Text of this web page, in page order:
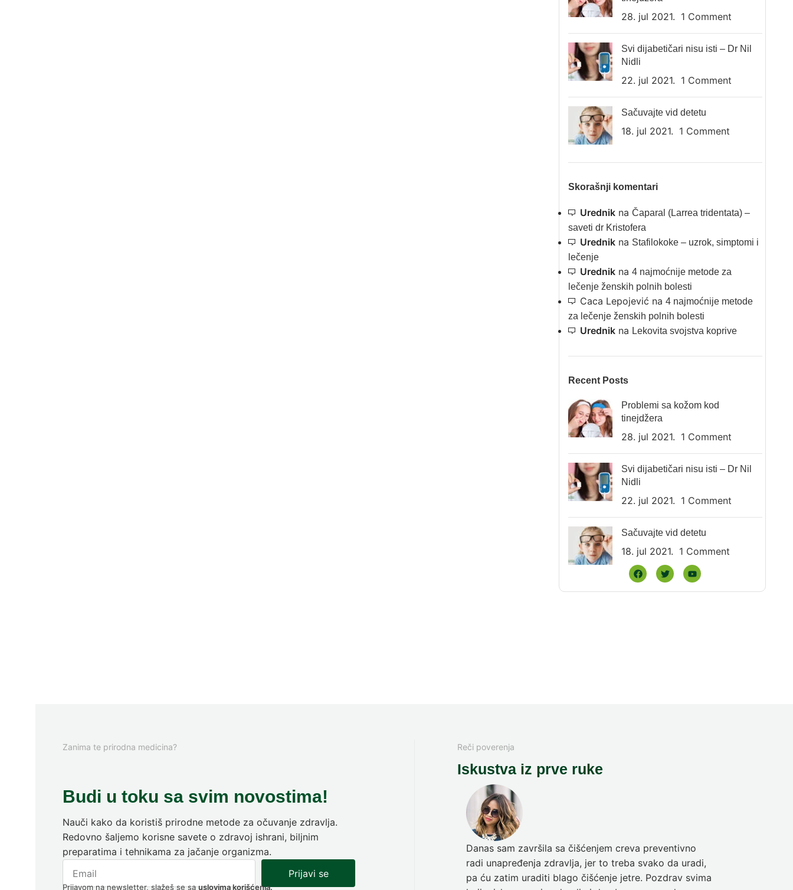
28. jul 2021. 1 Comment
Svi dijabetičari nisu isti – Dr Nil
Nidli
22. jul 2021. 1 Comment
Sačuvajte vid detetu
18. jul 2021. 1 Comment
Skorašnji komentari
Urednikna Čaparal (Larrea tridentata) –
saveti dr Kristofera
Urednikna Stafilokoke – uzrok, simptomi i
lečenje
Urednikna 4 najmoćnije metode za
lečenje ženskih polnih bolesti
Caca Lepojević na 4 najmoćnije metode
za lečenje ženskih polnih bolesti
Urednikna Lekovita svojstva koprive
Recent Posts
Problemi sa kožom kod
tinejdžera
28. jul 2021. 1 Comment
Svi dijabetičari nisu isti – Dr Nil
Nidli
22. jul 2021. 1 Comment
Sačuvajte vid detetu
18. jul 2021. 1 Comment
Zanima te prirodna medicina?
Budi u toku sa svim novostima!
Nauči kako da koristiš prirodne metode za očuvanje zdravlja.
Redovno šaljemo korisne savete o zdravoj ishrani, biljnim
preparatima i tehnikama za jačanje organizma.
Prijavi se
Prijavom na newsletter, slažeš se sauslovima korišćenja.
Reči poverenja
Iskustva iz prve ruke
Danas sam završila sa čišćenjem creva preventivno
radi unapređenja zdravlja, jer to treba svako da uradi,
pa ću zatim uraditi blago čišćenje jetre. Pozdrav svima